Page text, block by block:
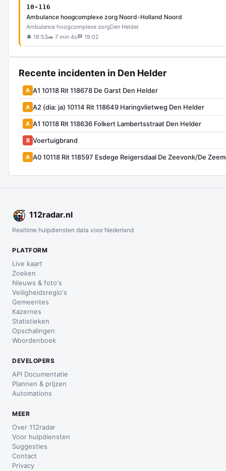
10-116
Ambulance hoogcomplexe zorg Noord-Holland Noord
Ambulance hoogcomplexe zorgDen Helder
🔔 18:53🚗 7 min 4s 🏁 19:02
Recente incidenten in Den Helder
A A1 10118 Rit 118678 De Garst Den Helder
A A2 (dia: ja) 10114 Rit 118649 Haringvlietweg Den Helder
A A1 10118 Rit 118636 Folkert Lambertsstraat Den Helder
B Voertuigbrand
A A0 10118 Rit 118597 Esdege Reigersdaal De Zeevonk/De
112radar.nl
Realtime hulpdiensten data voor Nederland
PLATFORM
Live kaart
Zoeken
Nieuws & foto's
Veiligheidsregio's
Gemeentes
Kazernes
Statistieken
Opschalingen
Woordenboek
DEVELOPERS
API Documentatie
Plannen & prijzen
Automations
MEER
Over 112radar
Voor hulpdiensten
Suggesties
Contact
Privacy